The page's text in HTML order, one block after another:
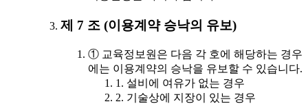
제 7 조 (이용계약 승낙의 유보)
① 교육정보원은 다음 각 호에 해당하는 경우
에는 이용계약의 승낙을 유보할 수 있습니다.
1. 설비에 여유가 없는 경우
2. 기술상에 지장이 있는 경우